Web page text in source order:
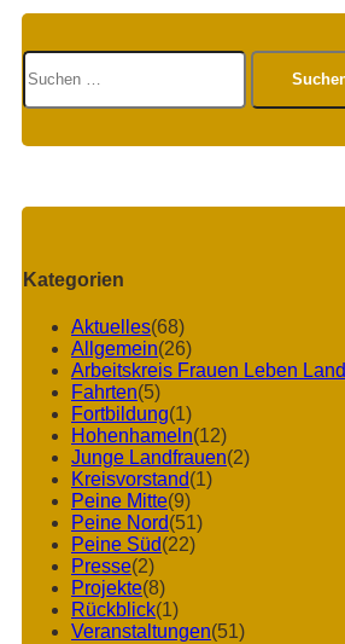
Suchen
nach:
Kategorien
Aktuelles(68)
Allgemein(26)
Arbeitskreis Frauen Leben Land
Fahrten(5)
Fortbildung(1)
Hohenhameln(12)
Junge Landfrauen(2)
Kreisvorstand(1)
Peine Mitte(9)
Peine Nord(51)
Peine Süd(22)
Presse(2)
Projekte(8)
Rückblick(1)
Veranstaltungen(51)